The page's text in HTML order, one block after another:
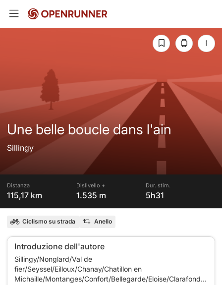
Une belle boucle dans l'ain
Sillingy
Distanza
115,17 km
Dislivello +
1.535 m
Dur. stim.
5h31
Ciclismo su strada Anello
Introduzione dell'autore
Sillingy/Nonglard/Val de
fier/Seyssel/Eilloux/Chanay/Chatillon en
Michaille/Montanges/Confort/Bellegarde/Eloise/Clarafond/